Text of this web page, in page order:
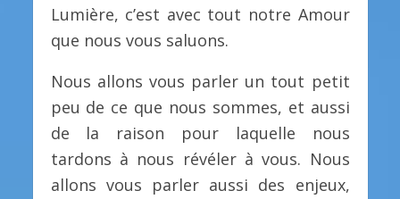
Lumière, c’est avec tout notre Amour
que nous vous saluons.
Nous allons vous parler un tout petit
peu de ce que nous sommes, et aussi
de la raison pour laquelle nous
tardons à nous révéler à vous. Nous
allons vous parler aussi des enjeux,